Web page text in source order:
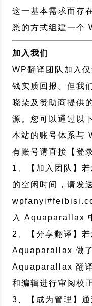
这一基本需求而存
悉的方式组建一个
加入我们
WP翻译团队加入
钱实质回报。但我
晓朵及赞助商提供
源。您可以通过以
本站的账号体系与
有账号请直接【登
1、【加入团队】
的空闲时间，请发
入 Aquaparallax
2、【分享翻译】
Aquaparallax 做
Aquaparallax 翻
和编辑进行审阅校
3、【成为管理】